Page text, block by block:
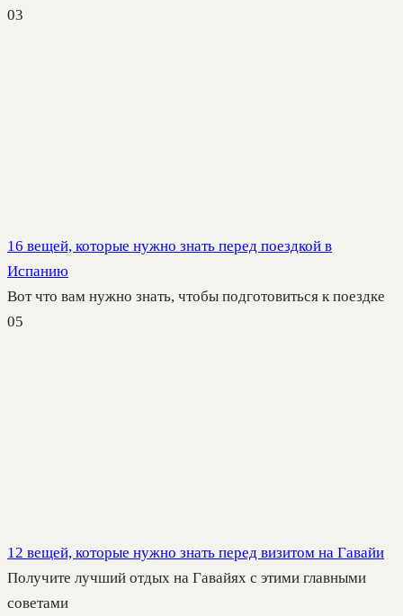
03
16 вещей, которые нужно знать перед поездкой в
Испанию
Вот что вам нужно знать, чтобы подготовиться к поездке
05
12 вещей, которые нужно знать перед визитом на Гавайи
Получите лучший отдых на Гавайях с этими главными
советами